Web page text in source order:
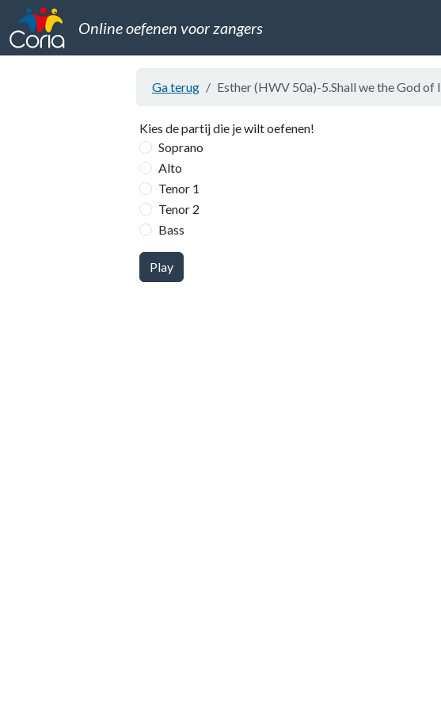
Online oefenen voor zangers
Ga terug Esther (HWV 50a)-5.Shall we the God of
Kies de partij die je wilt oefenen!
Soprano
Alto
Tenor 1
Tenor 2
Bass
Play